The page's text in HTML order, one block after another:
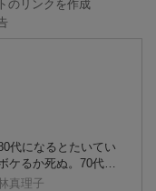
のリンクを作成
代になるとたいてい
ケるか死ぬ。70代…
真理子